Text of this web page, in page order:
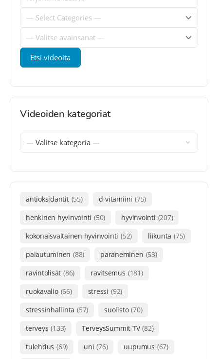
Videoiden kategoriat
antioksidantit (55) d-vitamiini (75)
henkinen hyvinvointi (50) hyvinvointi (207)
kokonaisvaltainen hyvinvointi (52) liikunta (75)
palautuminen (88) paraneminen (53)
ravintolisät (86) ravitsemus (181)
ruokavalio (66) stressi (92)
stressinhallinta (57) suolisto (70)
terveys (133) TerveysSummit TV (82)
tulehdus (69) uni (76) uupumus (67)